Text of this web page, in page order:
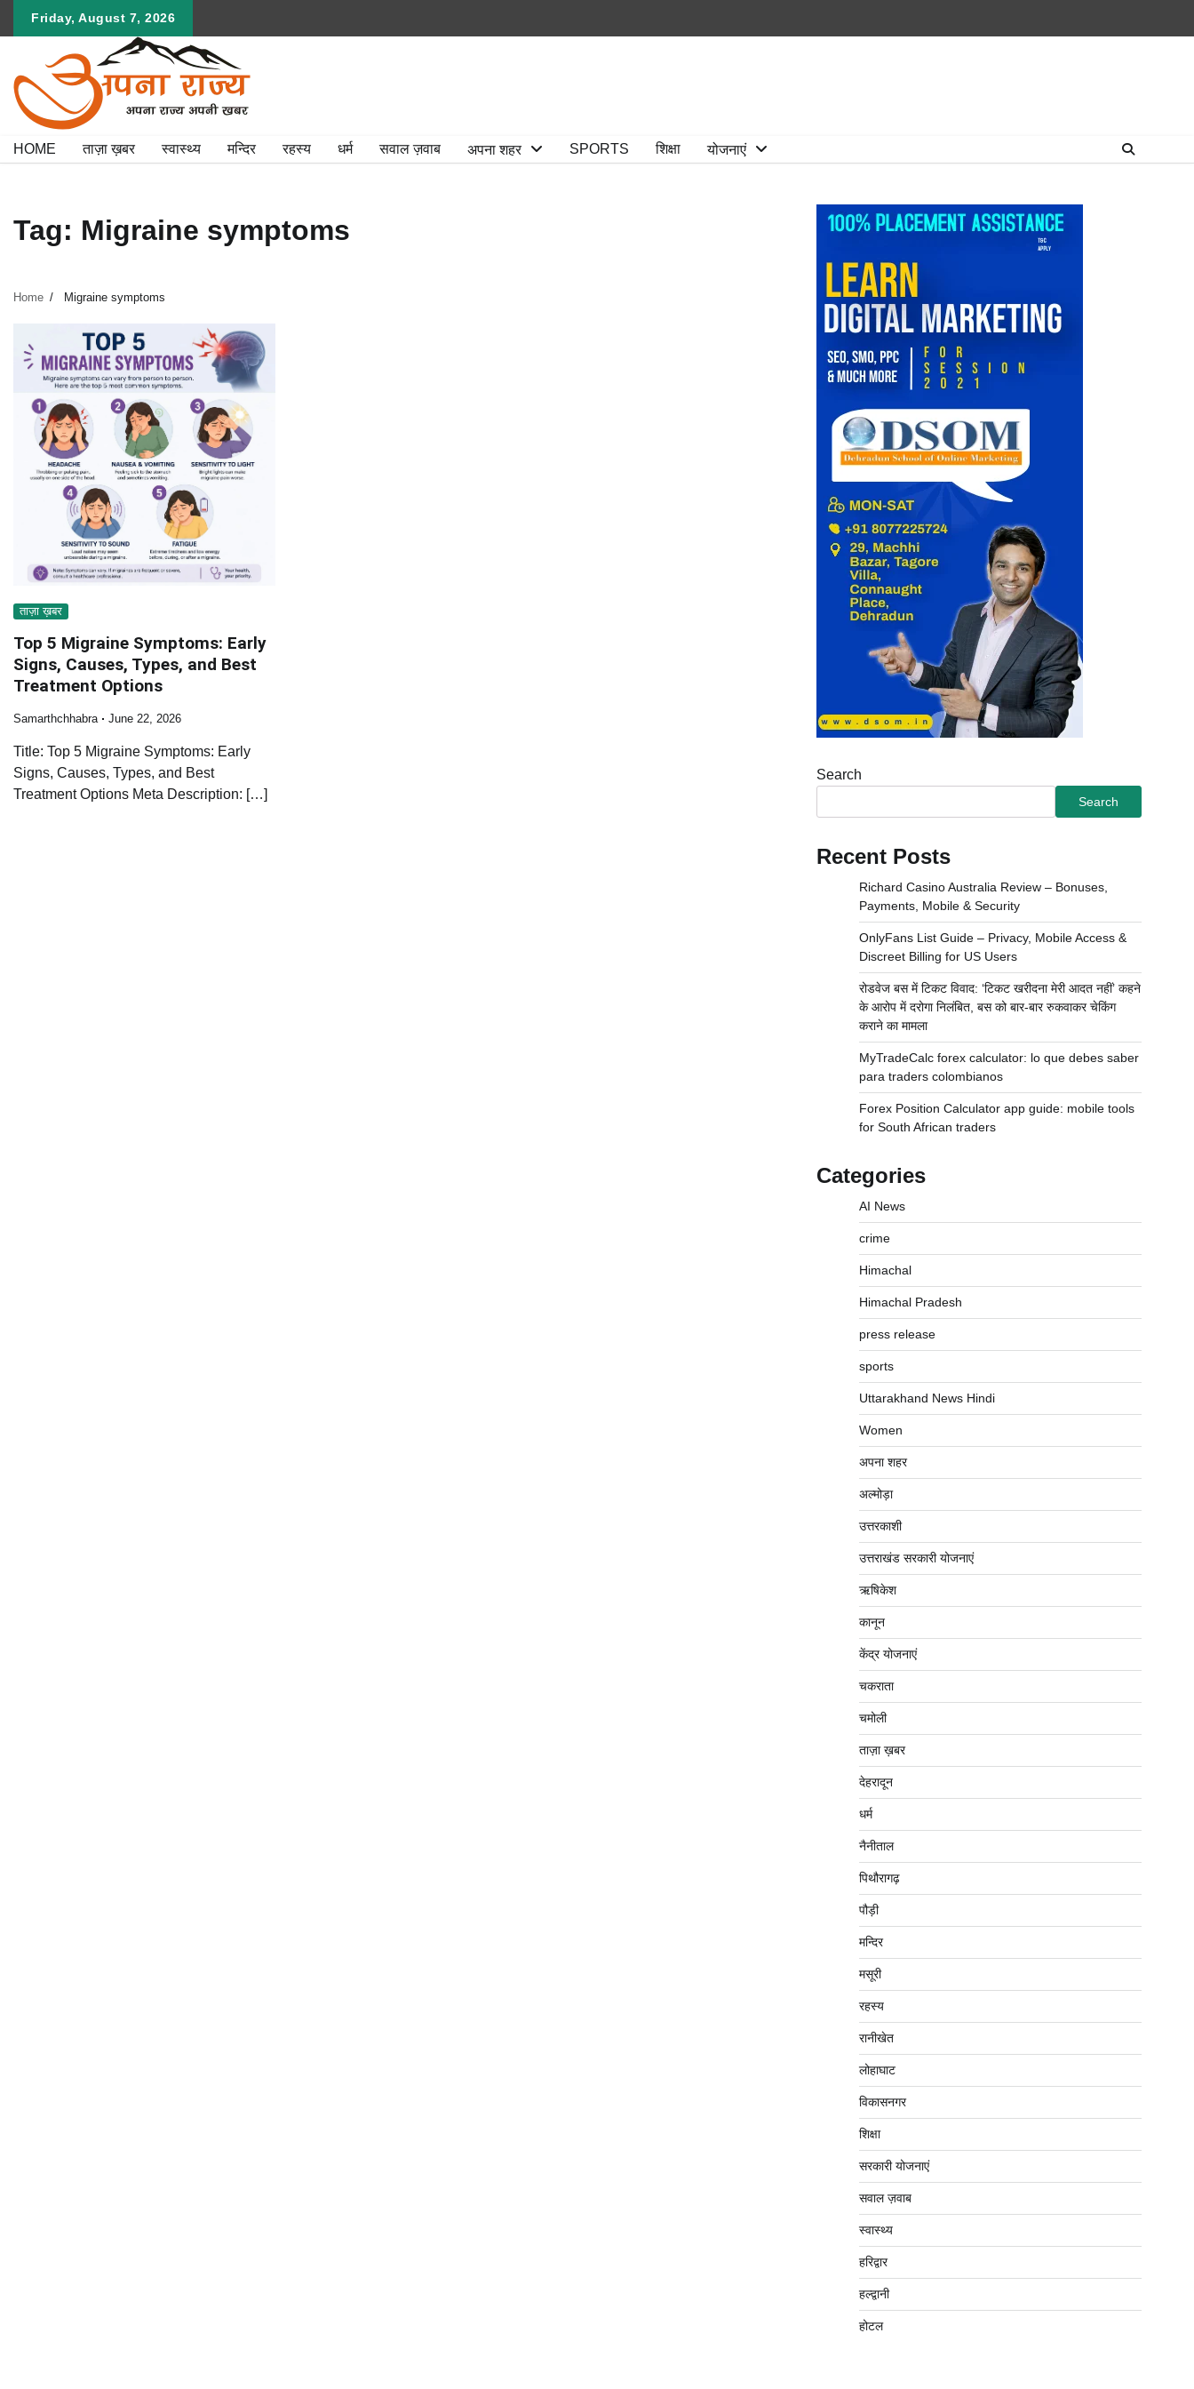
Friday, August 7, 2026
HOME ताज़ा ख़बर स्वास्थ्य मन्दिर रहस्य धर्म सवाल ज़वाब अपना शहर SPORTS शिक्षा योजनाएं
Tag: Migraine symptoms
Home Migraine symptoms
ताज़ा ख़बर
Top 5 Migraine Symptoms: Early
Signs, Causes, Types, and Best
Treatment Options
Samarthchhabra June 22, 2026
Title: Top 5 Migraine Symptoms: Early
Signs, Causes, Types, and Best
Treatment Options Meta Description: […]
Search
Search
Recent Posts
Richard Casino Australia Review – Bonuses,
Payments, Mobile & Security
OnlyFans List Guide – Privacy, Mobile Access &
Discreet Billing for US Users
रोडवेज बस में टिकट विवाद: ‘टिकट खरीदना मेरी आदत नहीं’ कहने
के आरोप में दरोगा निलंबित, बस को बार-बार रुकवाकर चेकिंग
कराने का मामला
MyTradeCalc forex calculator: lo que debes saber
para traders colombianos
Forex Position Calculator app guide: mobile tools
for South African traders
Categories
AI News
crime
Himachal
Himachal Pradesh
press release
sports
Uttarakhand News Hindi
Women
अपना शहर
अल्मोड़ा
उत्तरकाशी
उत्तराखंड सरकारी योजनाएं
ऋषिकेश
कानून
केंद्र योजनाएं
चकराता
चमोली
ताज़ा ख़बर
देहरादून
धर्म
नैनीताल
पिथौरागढ़
पौड़ी
मन्दिर
मसूरी
रहस्य
रानीखेत
लोहाघाट
विकासनगर
शिक्षा
सरकारी योजनाएं
सवाल ज़वाब
स्वास्थ्य
हरिद्वार
हल्द्वानी
होटल